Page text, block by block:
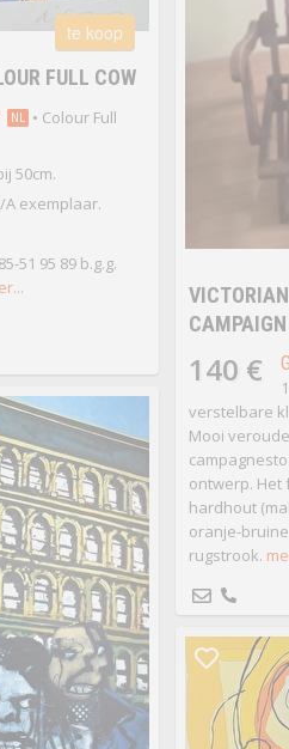
te koop
FULL COW
NL • Colour Full
50cm.
exemplaar.
51 95 89 b.g.g.
140 €
verstelbare
Mooi
ontwerp. Het
hardhout
oranje-
rugstrook.